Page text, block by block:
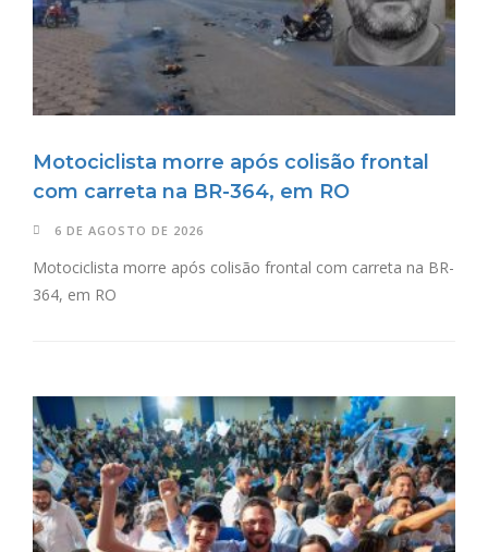
Motociclista morre após colisão frontal
com carreta na BR-364, em RO
6 DE AGOSTO DE 2026
Motociclista morre após colisão frontal com carreta na BR-
364, em RO